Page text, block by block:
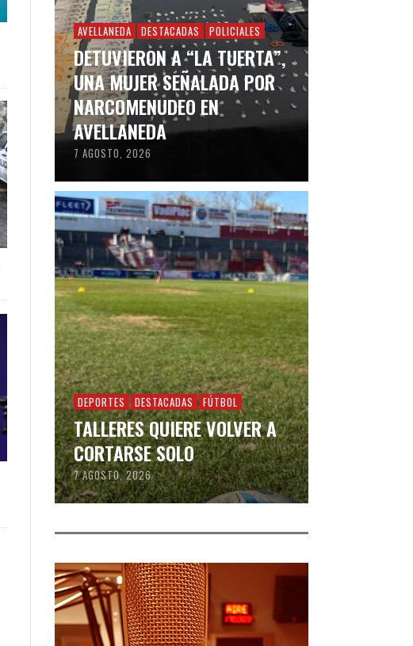
AVELLANEDA DESTACADAS POLICIALES
DETUVIERON A “LA TUERTA”,
UNA MUJER SEÑALADA POR
NARCOMENUDEO EN
AVELLANEDA
7 AGOSTO, 2026
DEPORTES DESTACADAS FÚTBOL
TALLERES QUIERE VOLVER A
CORTARSE SOLO
7 AGOSTO, 2026